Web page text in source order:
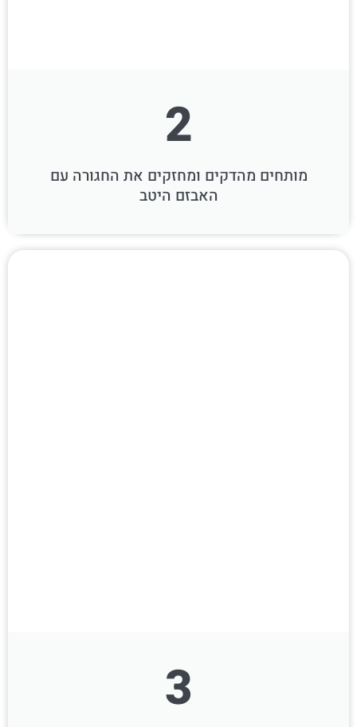
2
מותחים מהדקים ומחזקים את החגורה עם
האבזם היטב
3